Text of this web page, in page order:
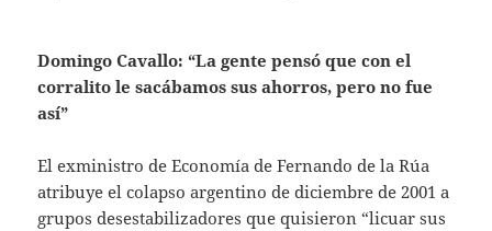
Domingo Cavallo: “La gente pensó que con el
corralito le sacábamos sus ahorros, pero no fue
así”
El exministro de Economía de Fernando de la Rúa
atribuye el colapso argentino de diciembre de 2001 a
grupos desestabilizadores que quisieron “licuar sus